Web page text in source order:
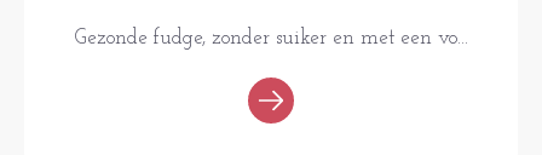
Gezonde fudge, zonder suiker en met een vo...